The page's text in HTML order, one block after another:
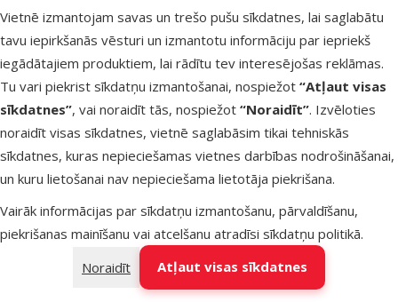
Vietnē izmantojam savas un trešo pušu sīkdatnes, lai saglabātu
tavu iepirkšanās vēsturi un izmantotu informāciju par iepriekš
iegādātajiem produktiem, lai rādītu tev interesējošas reklāmas.
Tu vari piekrist sīkdatņu izmantošanai, nospiežot “Atļaut visas
sīkdatnes”, vai noraidīt tās, nospiežot “Noraidīt”. Izvēloties
noraidīt visas sīkdatnes, vietnē saglabāsim tikai tehniskās
sīkdatnes, kuras nepieciešamas vietnes darbības nodrošināšanai,
un kuru lietošanai nav nepieciešama lietotāja piekrišana.
Vairāk informācijas par sīkdatņu izmantošanu, pārvaldīšanu,
piekrišanas mainīšanu vai atcelšanu atradīsi sīkdatņu politikā.
Noraidīt
Atļaut visas sīkdatnes
AmiPlay
Cotton S,
1,5 cm,
Oriģinālā
10,99 €
Cena
5,48 €
Pavada –
AmiPlay
Atsauksmes